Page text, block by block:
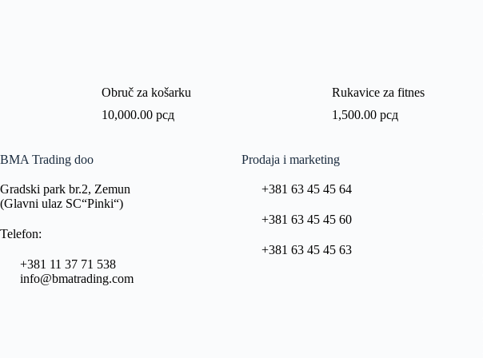
Obruč za košarku
10,000.00рсд
Rukavice za fitnes
1,500.00 рсд
BMA Trading doo
Gradski park br.2, Zemun
(Glavni ulaz SC“Pinki“)
Telefon:
+381 11 37 71 538
info@bmatrading.com
Prodaja i marketing
+381 63 45 45 64
+381 63 45 45 60
+381 63 45 45 63